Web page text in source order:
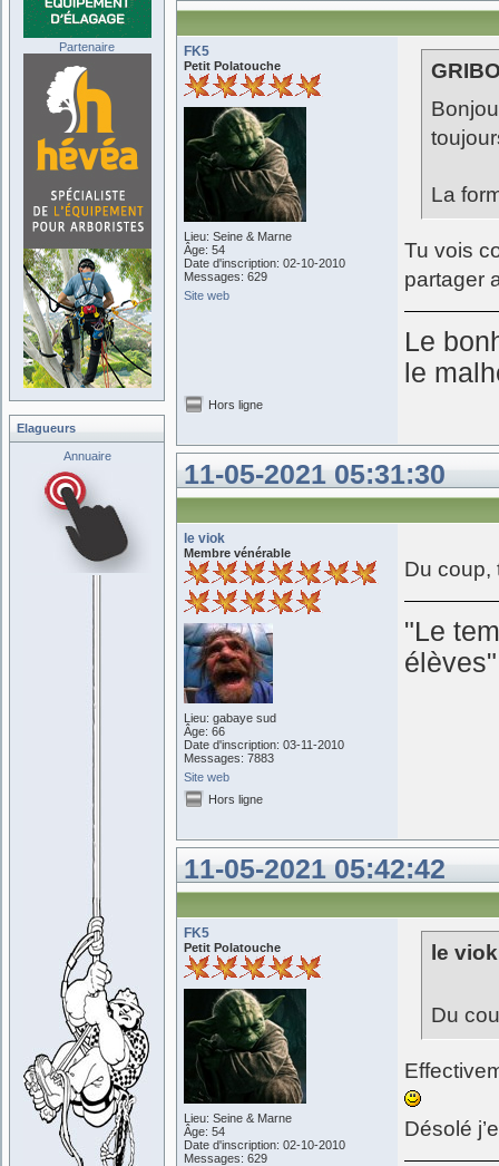
FK5
Petit Polatouche
Lieu: Seine & Marne
Âge: 54
Date d'inscription: 02-10-2010
Messages: 629
Site web
La
Tu vois
partager
Le
le
Hors ligne
11-05-2021 05:31:30
le viok
Membre vénérable
Lieu: gabaye sud
Âge: 66
Date d'inscription: 03-11-2010
Messages: 7883
Site web
Du coup,
"Le
Hors ligne
11-05-2021 05:42:42
FK5
Petit Polatouche
Lieu: Seine & Marne
Âge: 54
Date d'inscription: 02-10-2010
Messages: 629
le
Du
Désolé
Partenaire
Elagueurs
Annuaire